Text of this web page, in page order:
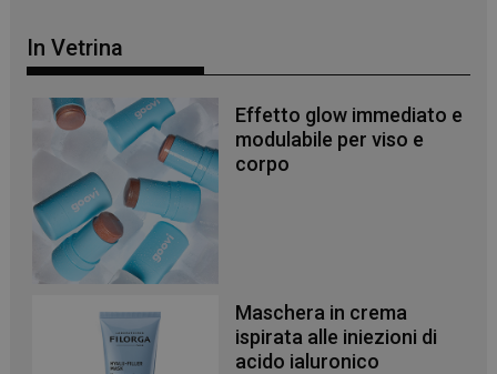
In Vetrina
Effetto glow immediato e
modulabile per viso e
corpo
Maschera in crema
ispirata alle iniezioni di
acido ialuronico
_ga_YJ0035S3E9 .panoramacosmetico.it
1 anno 1